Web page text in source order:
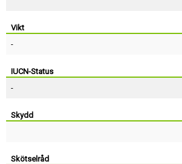
Vikt
-
IUCN-Status
-
Skydd
Skötselråd